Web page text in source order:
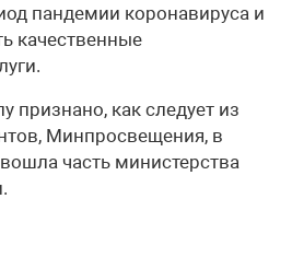
пандемии коронавируса и
качественные
признано, как следует из
Минпросвещения, в
часть министерства